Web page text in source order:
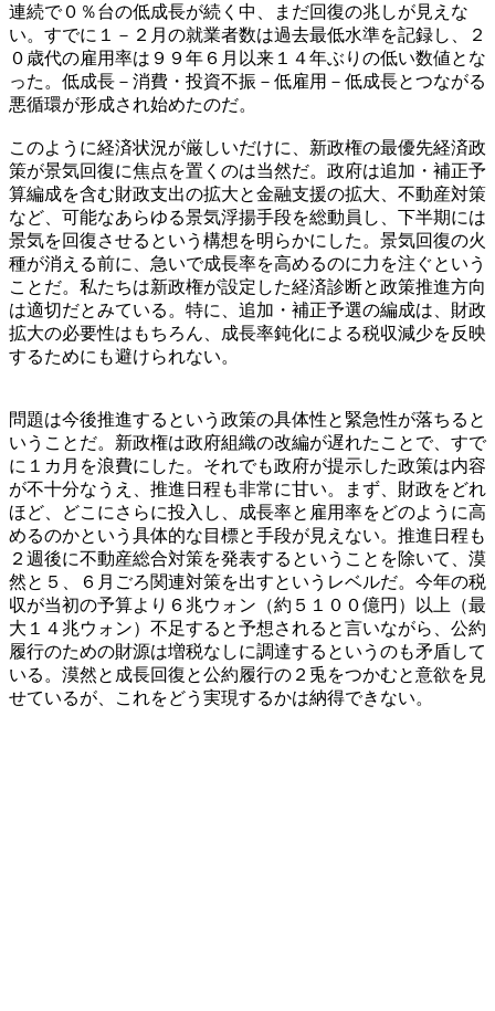
連続で０％台の低成長が続く中、まだ回復の兆しが見えな
い。すでに１－２月の就業者数は過去最低水準を記録し、２
０歳代の雇用率は９９年６月以来１４年ぶりの低い数値とな
った。低成長－消費・投資不振－低雇用－低成長とつながる
悪循環が形成され始めたのだ。
このように経済状況が厳しいだけに、新政権の最優先経済政
策が景気回復に焦点を置くのは当然だ。政府は追加・補正予
算編成を含む財政支出の拡大と金融支援の拡大、不動産対策
など、可能なあらゆる景気浮揚手段を総動員し、下半期には
景気を回復させるという構想を明らかにした。景気回復の火
種が消える前に、急いで成長率を高めるのに力を注ぐという
ことだ。私たちは新政権が設定した経済診断と政策推進方向
は適切だとみている。特に、追加・補正予選の編成は、財政
拡大の必要性はもちろん、成長率鈍化による税収減少を反映
するためにも避けられない。
問題は今後推進するという政策の具体性と緊急性が落ちると
いうことだ。新政権は政府組織の改編が遅れたことで、すで
に１カ月を浪費にした。それでも政府が提示した政策は内容
が不十分なうえ、推進日程も非常に甘い。まず、財政をどれ
ほど、どこにさらに投入し、成長率と雇用率をどのように高
めるのかという具体的な目標と手段が見えない。推進日程も
２週後に不動産総合対策を発表するということを除いて、漠
然と５、６月ごろ関連対策を出すというレベルだ。今年の税
収が当初の予算より６兆ウォン（約５１００億円）以上（最
大１４兆ウォン）不足すると予想されると言いながら、公約
履行のための財源は増税なしに調達するというのも矛盾して
いる。漠然と成長回復と公約履行の２兎をつかむと意欲を見
せているが、これをどう実現するかは納得できない。